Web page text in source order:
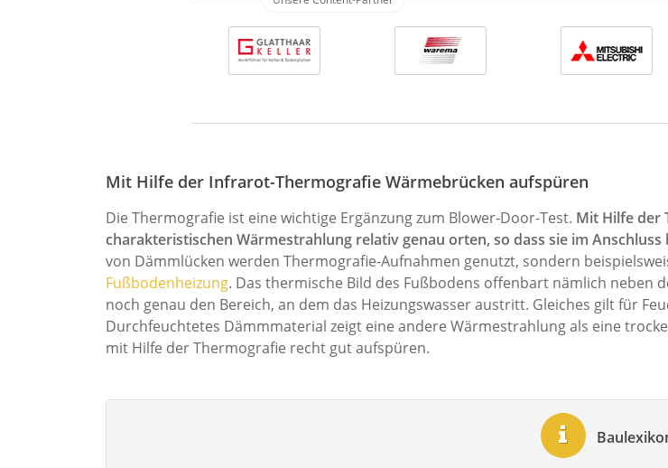
Mit Hilfe der Infrarot-Thermografie Wärmebrücken aufspüren
Die Thermografie ist eine wichtige Ergänzung zum Blower-Door-Test. Mit Hilfe der
charakteristischen Wärmestrahlung relativ genau orten, so dass sie im
von Dämmlücken werden Thermografie-Aufnahmen genutzt, sondern
Fußbodenheizung. Das thermische Bild des Fußbodens offenbart nämlich neben
noch genau den Bereich, an dem das Heizungswasser austritt. Gleiches gilt für
Durchfeuchtetes Dämmmaterial zeigt eine andere Wärmestrahlung als eine
mit Hilfe der Thermografie recht gut aufspüren.